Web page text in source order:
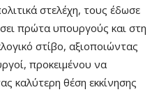
στελέχη, τους έδωσε
πρώτα υπουργούς και στη
στίβο, αξιοποιώντας
προκειμένου να
καλύτερη θέση εκκίνησης